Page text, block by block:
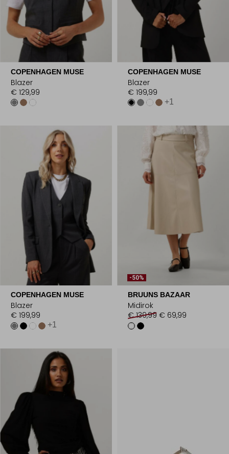
COPENHAGEN MUSE
Blazer
€ 129,99
COPENHAGEN MUSE
Blazer
€ 199,99
+1
COPENHAGEN MUSE
Blazer
€ 199,99
+1
-50%
BRUUNS BAZAAR
Midirok
€ 139,99 € 69,99